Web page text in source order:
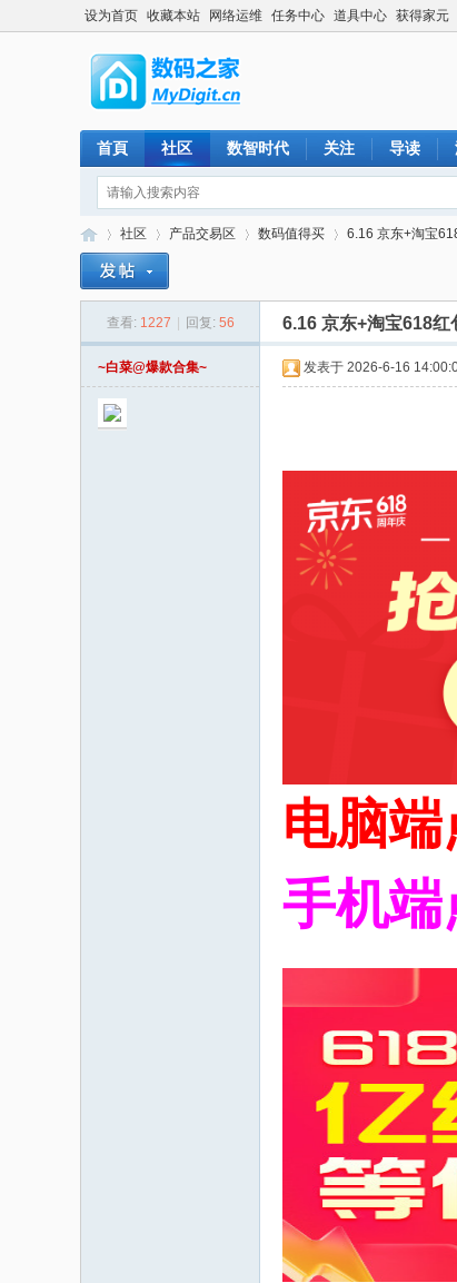
设为首页 收藏本站 网络运维 任务中心 道具中心 获得家元
首頁 社区 数智时代 关注 导读
社区
›
产品交易区 数码值得买
›
6.16 京东+淘宝
查看: 1227 回复: 56 6.16 京东+淘宝618
~白菜@爆款合集~ 发表于 2026-6-16
电脑
手机